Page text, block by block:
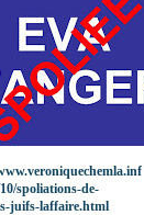
spoliations-de-
juifs-laffaire.html